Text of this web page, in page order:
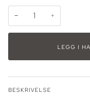
− +
LEGG I
BESKRIVELSE